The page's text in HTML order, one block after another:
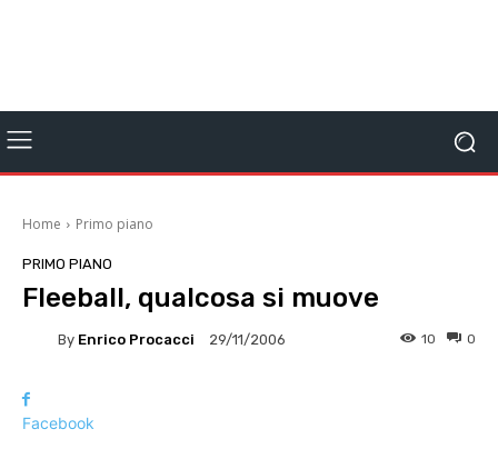
Home Primo piano
PRIMO PIANO
Fleeball, qualcosa si muove
By Enrico Procacci 29/11/2006 0
10
Facebook